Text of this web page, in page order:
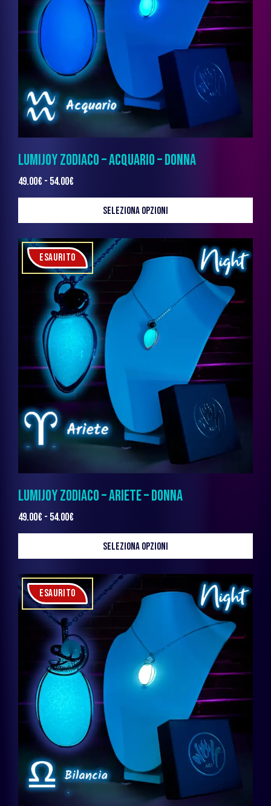
LUMIJOY ZODIACO – ACQUARIO – DONNA
49.00€ - 54.00€
SELEZIONA OPZIONI
ESAURITO
LUMIJOY ZODIACO – ARIETE – DONNA
49.00€ - 54.00€
SELEZIONA OPZIONI
ESAURITO